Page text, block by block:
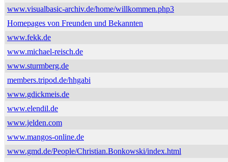
www.visualbasic-archiv.de/home/willkommen.php3
Homepages von Freunden und Bekannten
www.fekk.de
www.michael-reisch.de
www.sturmberg.de
members.tripod.de/hhgabi
www.gdickmeis.de
www.elendil.de
www.jelden.com
www.mangos-online.de
www.gmd.de/People/Christian.Bonkowski/index.html